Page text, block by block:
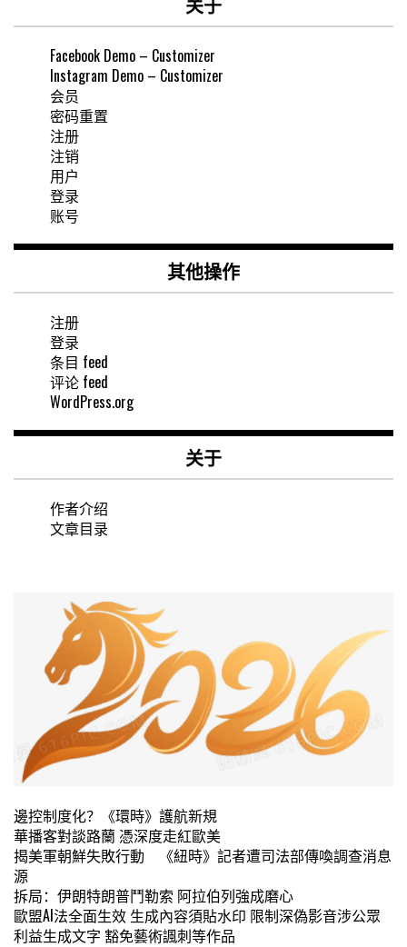
Facebook Demo – Customizer
Instagram Demo – Customizer
会员
密码重置
注册
注销
用户
登录
账号
其他操作
注册
登录
条目 feed
评论 feed
WordPress.org
关于
作者介绍
文章目录
邊控制度化？《環時》護航新規
華播客對談路蘭 憑深度走紅歐美
揭美軍朝鮮失敗行動 《紐時》記者遭司法部傳喚調查消息
源
拆局：伊朗特朗普鬥勒索 阿拉伯列強成磨心
歐盟AI法全面生效 生成內容須貼水印 限制深偽影音涉公眾
利益生成文字 豁免藝術諷刺等作品